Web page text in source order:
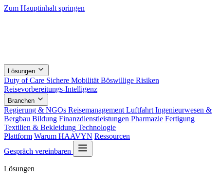
Zum Hauptinhalt springen
Lösungen
Duty of Care Sichere Mobilität Böswillige Risiken
Reisevorbereitungs-Intelligenz
Branchen
Regierung & NGOs Reisemanagement Luftfahrt Ingenieurwesen &
Bergbau Bildung Finanzdienstleistungen Pharmazie Fertigung
Textilien & Bekleidung Technologie
Plattform Warum HAAVYN Ressourcen
Gespräch vereinbaren
Lösungen